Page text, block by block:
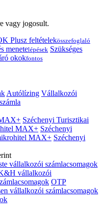
vagy jogosult.
Plusz feltételekösszefoglaló
menetelépések Szükséges
okokfontos
Autólízing Vállalkozói
Széchenyi Turisztikai
hitel MAX+ Széchenyi
MAX+ Széchenyi
vállalkozói számlacsomagok
vállalkozói
OTP
vállalkozói számlacsomagok